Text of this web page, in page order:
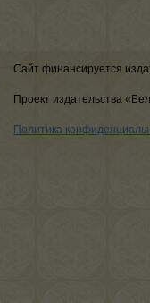
Сайт финансируется
Проект издательства
Политика